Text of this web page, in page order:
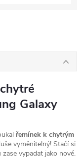
Galaxy
řemínek k chytrým
vyměnitelný! Stačí si
vypadat jako nové.